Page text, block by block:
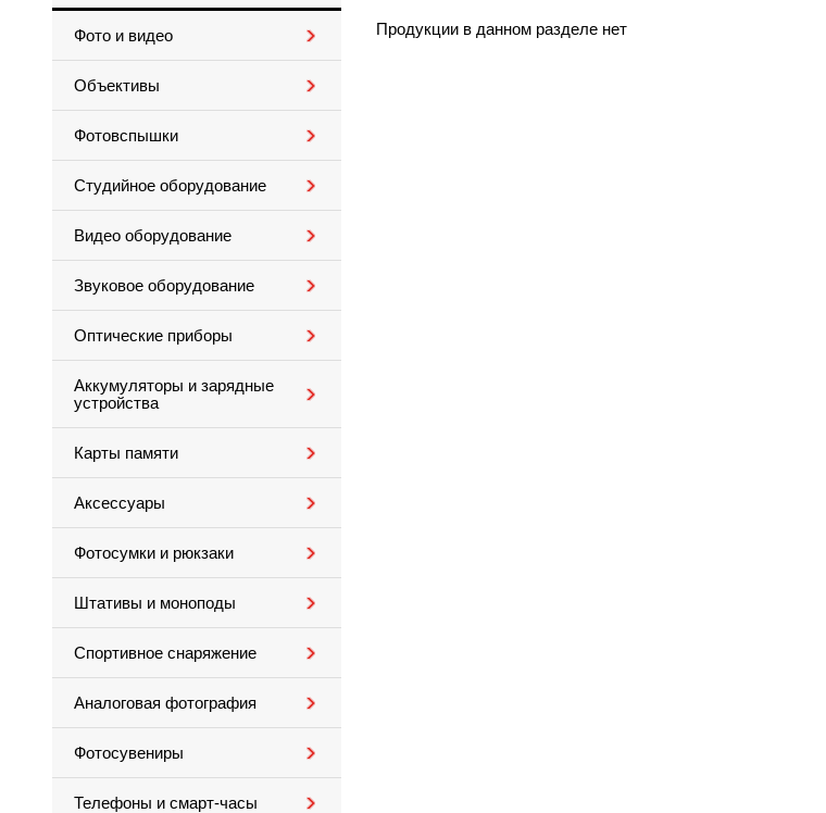
Фото и видео
Объективы
Фотовспышки
Студийное оборудование
Видео оборудование
Звуковое оборудование
Оптические приборы
Аккумуляторы и зарядные
устройства
Карты памяти
Аксессуары
Фотосумки и рюкзаки
Штативы и моноподы
Спортивное снаряжение
Аналоговая фотография
Фотосувениры
Телефоны и смарт-часы
Продукции в данном разделе нет